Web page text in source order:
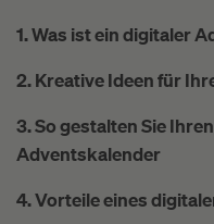
1. Was ist ein digitaler
2. Kreative Ideen für
3. So gestalten Sie
Adventskalender
4. Vorteile eines